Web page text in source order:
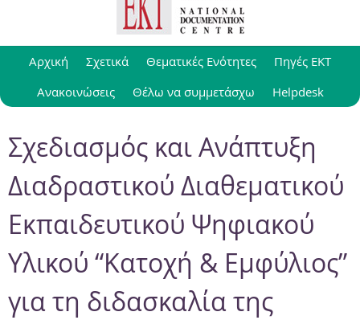
Αρχική Σχετικά Θεματικές Ενότητες
Πηγές ΕΚΤ
Ανακοινώσεις
Θέλω να συμμετάσχω Helpdesk
Σχεδιασμός και Ανάπτυξη
Διαδραστικού Διαθεματικού
Εκπαιδευτικού Ψηφιακού
Υλικού “Κατοχή & Εμφύλιος”
για τη διδασκαλία της